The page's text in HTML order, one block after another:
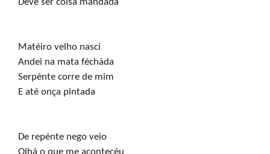
Deve ser coisa mandada
Matéiro velho nasci
Andei na mata fécháda
Serpénte corre de mim
E até onça pintada
De repénte nego veio
Olhá o que me acontecéu